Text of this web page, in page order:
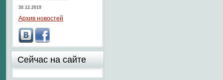
30.12.2019
Архив новостей
Сейчас на сайте